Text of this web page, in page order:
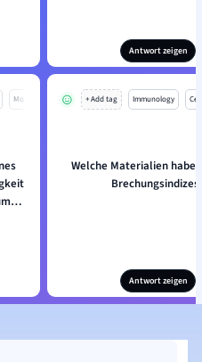
Antwort zeigen
Mo + Add tag Immunology
Welche Materialien
Antwort zeigen